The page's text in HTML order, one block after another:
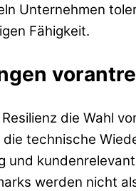
Unternehmen
Fähigkeit.
die Wahl
technische
und
werden nicht